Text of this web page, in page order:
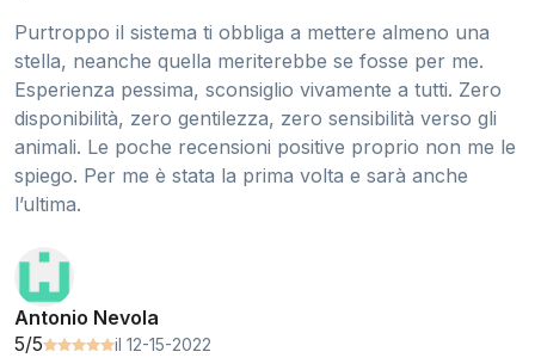
Purtroppo il sistema ti obbliga a mettere almeno una
stella, neanche quella meriterebbe se fosse per me.
Esperienza pessima, sconsiglio vivamente a tutti. Zero
disponibilità, zero gentilezza, zero sensibilità verso gli
animali. Le poche recensioni positive proprio non me le
spiego. Per me è stata la prima volta e sarà anche
l’ultima.
Antonio Nevola
5/5
il 12-15-2022